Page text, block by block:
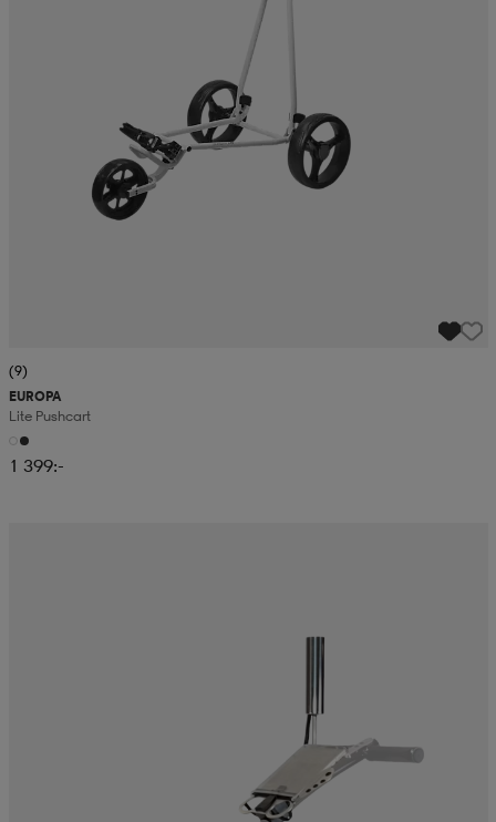
(9)
EUROPA
Lite Pushcart
1 399:-